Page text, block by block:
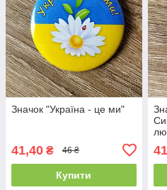
Значок "Україна - це ми"
41,40 ₴ 46 ₴
Купити